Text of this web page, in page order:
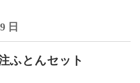
日
ふとんセット